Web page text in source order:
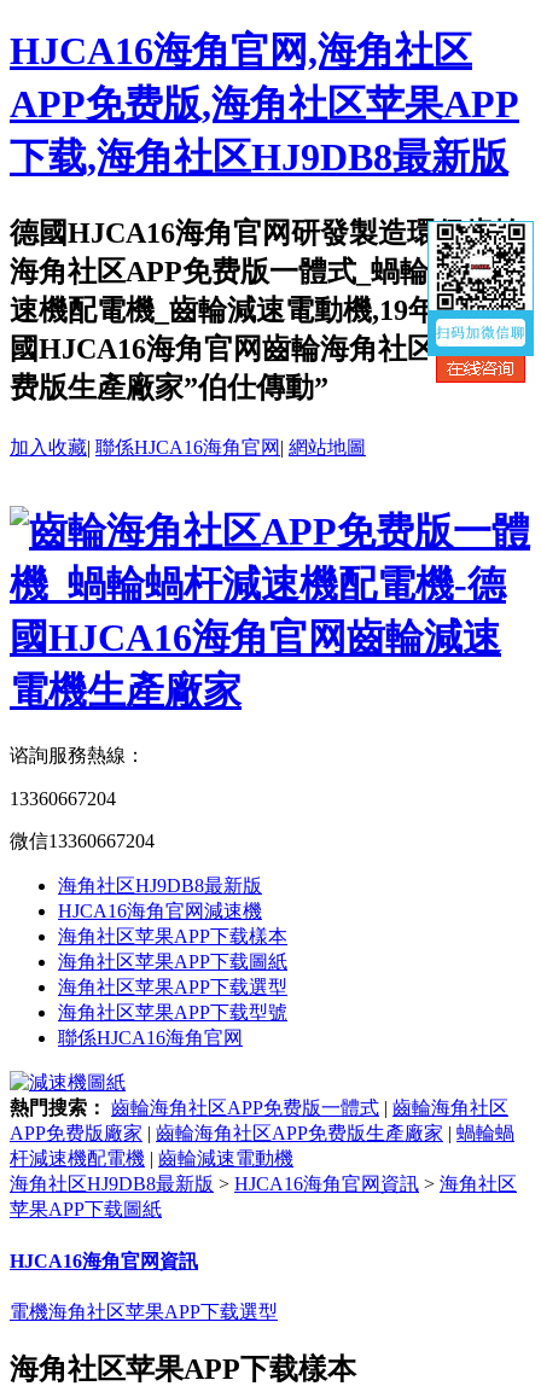
HJCA16海角官网,海角社区
APP免费版,海角社区苹果APP
下载,海角社区HJ9DB8最新版
德國HJCA16海角官网研發製造環保齒輪
海角社区APP免费版一體式_蝸輪蝸杆減
速機配電機_齒輪減速電動機,19年創辦中
國HJCA16海角官网齒輪海角社区APP免
费版生產廠家”伯仕傳動”
加入收藏| 聯係HJCA16海角官网 | 網站地圖
谘詢服務熱線：
13360667204
微信13360667204
海角社区HJ9DB8最新版
HJCA16海角官网減速機
海角社区苹果APP下载樣本
海角社区苹果APP下载圖紙
海角社区苹果APP下载選型
海角社区苹果APP下载型號
聯係HJCA16海角官网
熱門搜索： 齒輪海角社区APP免费版一體式 | 齒輪海角社区
APP免费版廠家 | 齒輪海角社区APP免费版生產廠家 | 蝸輪蝸
杆減速機配電機 | 齒輪減速電動機
海角社区HJ9DB8最新版 > HJCA16海角官网資訊 > 海角社区
苹果APP下载圖紙
HJCA16海角官网資訊
電機海角社区苹果APP下载選型
海角社区苹果APP下载樣本